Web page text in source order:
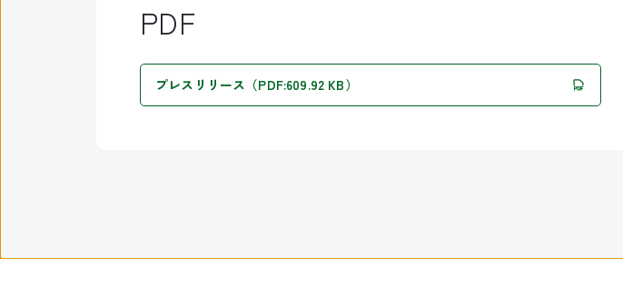
PDF
プレスリリース（PDF:609.92 KB）